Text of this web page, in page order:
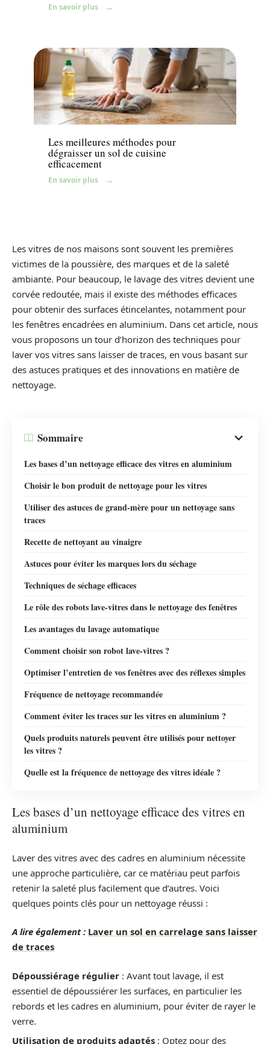
En savoir plus
Travaux
Les meilleures méthodes pour
dégraisser un sol de cuisine
efficacement
En savoir plus
Les vitres de nos maisons sont souvent les premières
victimes de la poussière, des marques et de la saleté
ambiante. Pour beaucoup, le lavage des vitres devient une
corvée redoutée, mais il existe des méthodes efficaces
pour obtenir des surfaces étincelantes, notamment pour
les fenêtres encadrées en aluminium. Dans cet article, nous
vous proposons un tour d’horizon des techniques pour
laver vos vitres sans laisser de traces, en vous basant sur
des astuces pratiques et des innovations en matière de
nettoyage.
Sommaire
Les bases d’un nettoyage efficace des vitres en aluminium
Choisir le bon produit de nettoyage pour les vitres
Utiliser des astuces de grand-mère pour un nettoyage sans
traces
Recette de nettoyant au vinaigre
Astuces pour éviter les marques lors du séchage
Techniques de séchage efficaces
Le rôle des robots lave-vitres dans le nettoyage des fenêtres
Les avantages du lavage automatique
Comment choisir son robot lave-vitres ?
Optimiser l’entretien de vos fenêtres avec des réflexes simples
Fréquence de nettoyage recommandée
Comment éviter les traces sur les vitres en aluminium ?
Quels produits naturels peuvent être utilisés pour nettoyer
les vitres ?
Quelle est la fréquence de nettoyage des vitres idéale ?
Les bases d’un nettoyage efficace des vitres en
aluminium
Laver des vitres avec des cadres en aluminium nécessite
une approche particulière, car ce matériau peut parfois
retenir la saleté plus facilement que d’autres. Voici
quelques points clés pour un nettoyage réussi :
A lire également : Laver un sol en carrelage sans laisser
de traces
Dépoussiérage régulier : Avant tout lavage, il est
essentiel de dépoussiérer les surfaces, en particulier les
rebords et les cadres en aluminium, pour éviter de rayer le
verre.
Utilisation de produits adaptés : Optez pour des